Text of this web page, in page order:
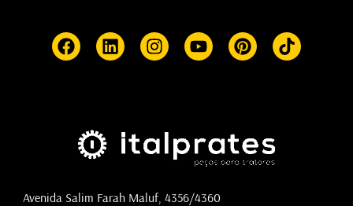
Avenida Salim Farah Maluf, 4356/4360